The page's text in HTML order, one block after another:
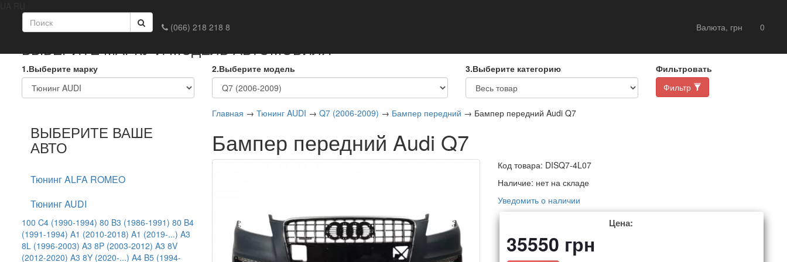
(066) 218 218 8
Валюта, грн 0
Главная Обмен и возврат
ВЫБЕРИТЕ МАРКУ И МОДЕЛЬ АВТОМОБИЛЯ
1.Выберите марку 2.Выберите модель 3.Выберите категорию
Фильтровать
Фильтр
ВЫБЕРИТЕ ВАШЕ
АВТО
Тюнинг ALFA ROMEO
Тюнинг AUDI
100 C4 (1990-1994) 80 B3 (1986-1991) 80 B4
(1991-1994) A1 (2010-2018) A1 (2019-...) A3
8L (1996-2003) A3 8P (2003-2012) A3 8V
(2012-2020) A3 8Y (2020-...) A4 B5 (1994-
Главная → Тюнинг AUDI → Q7 (2006-2009) → Бампер передний → Бампер передний Audi Q7
Бампер передний Audi Q7
Код товара: DISQ7-4L07
Наличие: нет на складе
Уведомить о наличии
Цена:
35550 грн